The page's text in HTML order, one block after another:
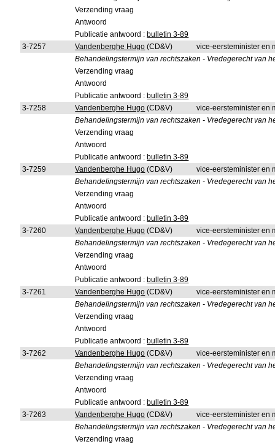
Verzending vraag
Antwoord
Publicatie antwoord : bulletin 3-89
3-7257
Vandenberghe Hugo (CD&V)
vice-eersteminister en
Behandelingstermijn van rechtszaken - Vredegerecht van
Verzending vraag
Antwoord
Publicatie antwoord : bulletin 3-89
3-7258
Vandenberghe Hugo (CD&V)
vice-eersteminister en
Behandelingstermijn van rechtszaken - Vredegerecht van
Verzending vraag
Antwoord
Publicatie antwoord : bulletin 3-89
3-7259
Vandenberghe Hugo (CD&V)
vice-eersteminister en
Behandelingstermijn van rechtszaken - Vredegerecht van
Verzending vraag
Antwoord
Publicatie antwoord : bulletin 3-89
3-7260
Vandenberghe Hugo (CD&V)
vice-eersteminister en
Behandelingstermijn van rechtszaken - Vredegerecht van
Verzending vraag
Antwoord
Publicatie antwoord : bulletin 3-89
3-7261
Vandenberghe Hugo (CD&V)
vice-eersteminister en
Behandelingstermijn van rechtszaken - Vredegerecht van
Verzending vraag
Antwoord
Publicatie antwoord : bulletin 3-89
3-7262
Vandenberghe Hugo (CD&V)
vice-eersteminister en
Behandelingstermijn van rechtszaken - Vredegerecht van
Verzending vraag
Antwoord
Publicatie antwoord : bulletin 3-89
3-7263
Vandenberghe Hugo (CD&V)
vice-eersteminister en
Behandelingstermijn van rechtszaken - Vredegerecht van
Verzending vraag